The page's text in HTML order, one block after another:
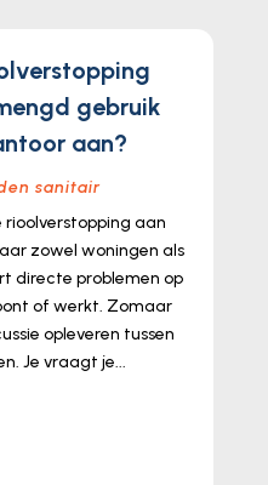
gebruik
aan?
sanitair
rioolverstopping aan
zowel woningen als
directe problemen op
of werkt. Zomaar
opleveren tussen
Je vraagt je...